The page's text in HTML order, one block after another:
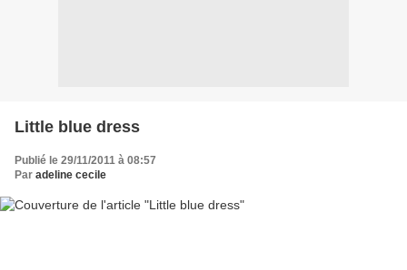
Little blue dress
Publié le 29/11/2011 à 08:57
Par adeline cecile